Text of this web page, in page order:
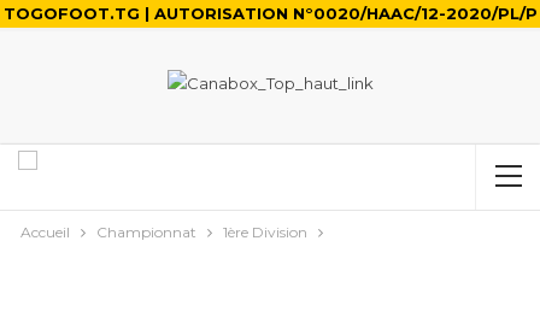
TOGOFOOT.TG | AUTORISATION N°0020/HAAC/12-2020/PL/P
Accueil Championnat 1ère Division